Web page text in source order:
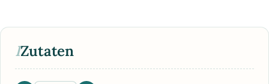
IZutaten